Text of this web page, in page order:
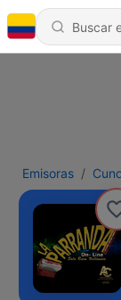
Emisoras